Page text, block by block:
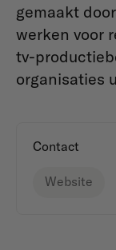
gemaakt
werken voor
tv-
organisaties
Contact
Website